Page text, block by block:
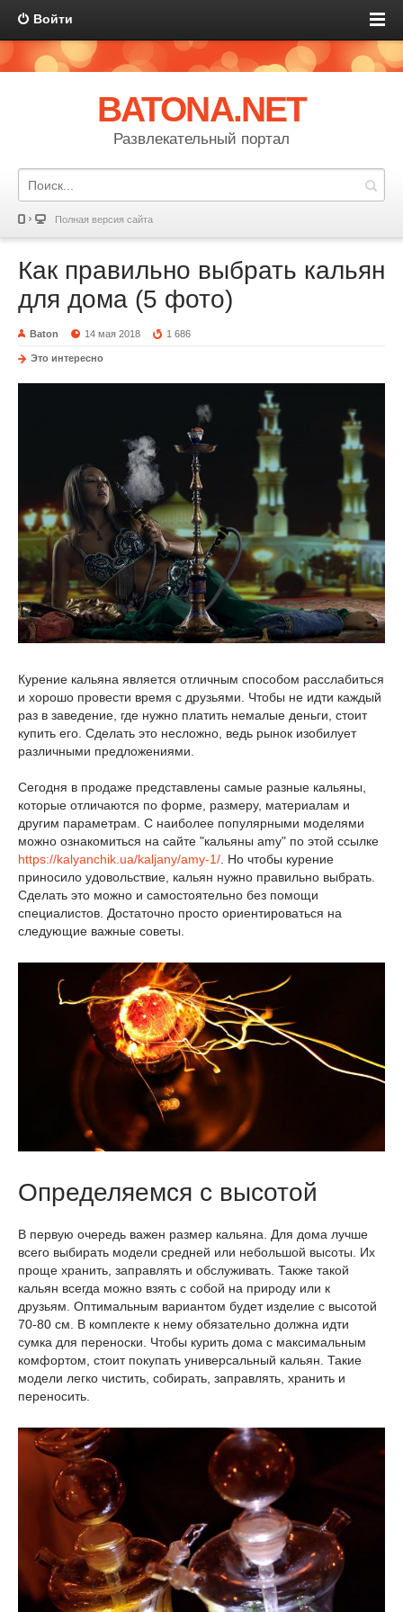
Войти
BATONA.NET
Развлекательный портал
Полная версия сайта
Как правильно выбрать кальян
для дома (5 фото)
Baton 14 мая 2018 1 686
Это интересно
Курение кальяна является отличным способом расслабиться
и хорошо провести время с друзьями. Чтобы не идти каждый
раз в заведение, где нужно платить немалые деньги, стоит
купить его. Сделать это несложно, ведь рынок изобилует
различными предложениями.
Сегодня в продаже представлены самые разные кальяны,
которые отличаются по форме, размеру, материалам и
другим параметрам. С наиболее популярными моделями
можно ознакомиться на сайте "кальяны amy" по этой ссылке
https://kalyanchik.ua/kaljany/amy-1/ . Но чтобы курение
приносило удовольствие, кальян нужно правильно выбрать.
Сделать это можно и самостоятельно без помощи
специалистов. Достаточно просто ориентироваться на
следующие важные советы.
Определяемся с высотой
В первую очередь важен размер кальяна. Для дома лучше
всего выбирать модели средней или небольшой высоты. Их
проще хранить, заправлять и обслуживать. Также такой
кальян всегда можно взять с собой на природу или к
друзьям. Оптимальным вариантом будет изделие с высотой
70-80 см. В комплекте к нему обязательно должна идти
сумка для переноски. Чтобы курить дома с максимальным
комфортом, стоит покупать универсальный кальян. Такие
модели легко чистить, собирать, заправлять, хранить и
переносить.